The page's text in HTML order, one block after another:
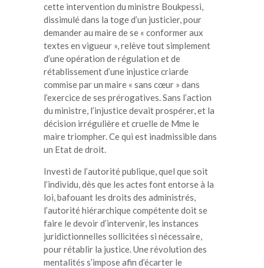
cette intervention du ministre Boukpessi,
dissimulé dans la toge d’un justicier, pour
demander au maire de se « conformer aux
textes en vigueur », relève tout simplement
d’une opération de régulation et de
rétablissement d’une injustice criarde
commise par un maire « sans cœur » dans
l’exercice de ses prérogatives. Sans l’action
du ministre, l’injustice devait prospérer, et la
décision irrégulière et cruelle de Mme le
maire triompher. Ce qui est inadmissible dans
un Etat de droit.
Investi de l’autorité publique, quel que soit
l’individu, dès que les actes font entorse à la
loi, bafouant les droits des administrés,
l’autorité hiérarchique compétente doit se
faire le devoir d’intervenir, les instances
juridictionnelles sollicitées si nécessaire,
pour rétablir la justice. Une révolution des
mentalités s’impose afin d’écarter le